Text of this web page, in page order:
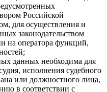
Российской
для осуществления и
законодательством
на оператора функций,
данных необходима для
исполнения судебного
или должностного лица,
в соответствии с